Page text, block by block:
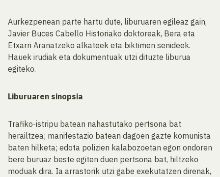
Aurkezpenean parte hartu dute, liburuaren egileaz gain,
Javier Buces Cabello Historiako doktoreak, Bera eta
Etxarri Aranatzeko alkateek eta biktimen senideek.
Hauek irudiak eta dokumentuak utzi dituzte liburua
egiteko.
Liburuaren sinopsia
Trafiko-istripu batean nahastutako pertsona bat
herailtzea; manifestazio batean dagoen gazte komunista
baten hilketa; edota polizien kalabozoetan egon ondoren
bere buruaz beste egiten duen pertsona bat, hiltzeko
moduak dira. Ia arrastorik utzi gabe exekutatzen direnak,